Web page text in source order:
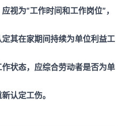
视为“工作时间和工作岗位”，
其在家期间持续为单位利益工
状态，应综合劳动者是否为单
认定工伤。